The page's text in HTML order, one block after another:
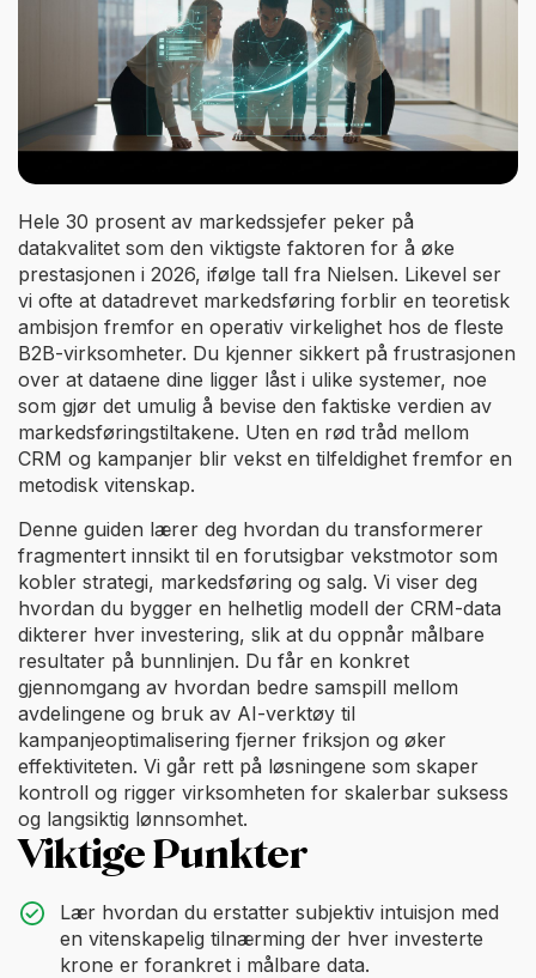
Hele 30 prosent av markedssjefer peker på
datakvalitet som den viktigste faktoren for å øke
prestasjonen i 2026, ifølge tall fra Nielsen. Likevel ser
vi ofte at datadrevet markedsføring forblir en teoretisk
ambisjon fremfor en operativ virkelighet hos de fleste
B2B-virksomheter. Du kjenner sikkert på frustrasjonen
over at dataene dine ligger låst i ulike systemer, noe
som gjør det umulig å bevise den faktiske verdien av
markedsføringstiltakene. Uten en rød tråd mellom
CRM og kampanjer blir vekst en tilfeldighet fremfor en
metodisk vitenskap.
Denne guiden lærer deg hvordan du transformerer
fragmentert innsikt til en forutsigbar vekstmotor som
kobler strategi, markedsføring og salg. Vi viser deg
hvordan du bygger en helhetlig modell der CRM-data
dikterer hver investering, slik at du oppnår målbare
resultater på bunnlinjen. Du får en konkret
gjennomgang av hvordan bedre samspill mellom
avdelingene og bruk av AI-verktøy til
kampanjeoptimalisering fjerner friksjon og øker
effektiviteten. Vi går rett på løsningene som skaper
kontroll og rigger virksomheten for skalerbar suksess
og langsiktig lønnsomhet.
Viktige Punkter
Lær hvordan du erstatter subjektiv intuisjon med
en vitenskapelig tilnærming der hver investerte
krone er forankret i målbare data.